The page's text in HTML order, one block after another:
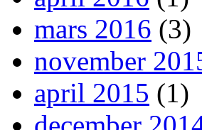
mars 2016 (3)
november
april 2015 (1)